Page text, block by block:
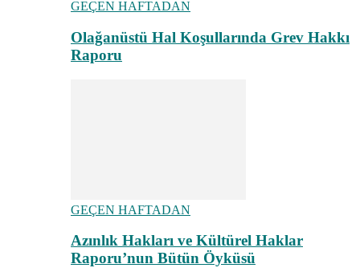
GEÇEN HAFTADAN
Olağanüstü Hal Koşullarında Grev Hakkı
Raporu
GEÇEN HAFTADAN
Azınlık Hakları ve Kültürel Haklar
Raporu’nun Bütün Öyküsü